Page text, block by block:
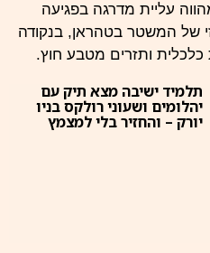
עליית מדרגה בפגיעה
של המשטר בטהראן, בנקודה
כלכלית ותזרים מטבע חוץ.
תלמיד ישיבה מצא תיק עם
יהלומים ושעוני רולקס בניו
יורק – והחזיר בלי למצמץ